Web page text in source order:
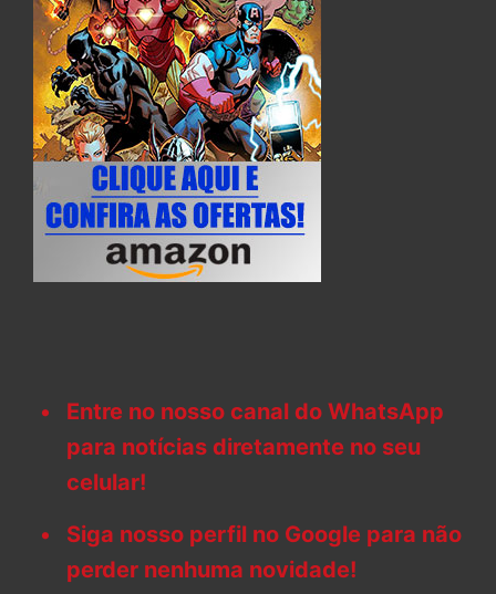
Entre no nosso canal do WhatsApp
para notícias diretamente no seu
celular!
Siga nosso perfil no Google para não
perder nenhuma novidade!